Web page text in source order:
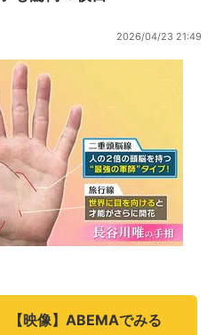
2026/04/23 21:49
【映像】ABEMAでみる